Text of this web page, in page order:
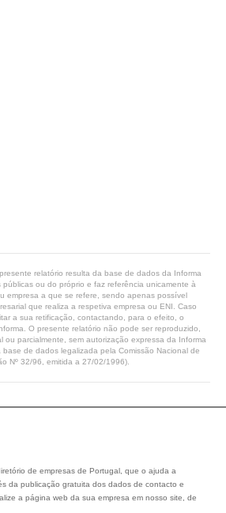
relatório resulta da base de dados da Informa
ou do próprio e faz referência unicamente à
empresa a que se refere, sendo apenas possível
que realiza a respetiva empresa ou ENI. Caso
a sua retificação, contactando, para o efeito, o
O presente relatório não pode ser reproduzido,
ou parcialmente, sem autorização expressa da Informa
base de dados legalizada pela Comissão Nacional de
Nº 32/96, emitida a 27/02/1996).
de empresas de Portugal, que o ajuda a
da publicação gratuita dos dados de contacto e
a página web da sua empresa em nosso site, de